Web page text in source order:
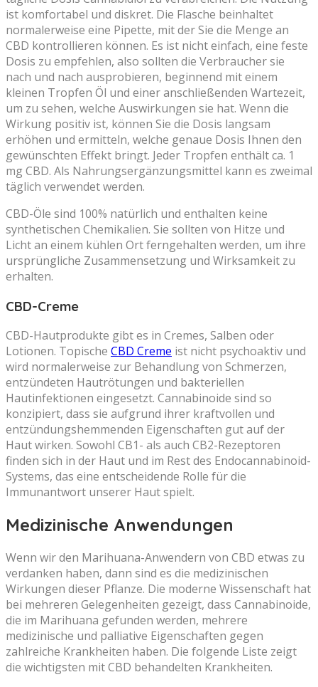
ist komfortabel und diskret. Die Flasche beinhaltet
normalerweise eine Pipette, mit der Sie die Menge an
CBD kontrollieren können. Es ist nicht einfach, eine feste
Dosis zu empfehlen, also sollten die Verbraucher sie
nach und nach ausprobieren, beginnend mit einem
kleinen Tropfen Öl und einer anschließenden Wartezeit,
um zu sehen, welche Auswirkungen sie hat. Wenn die
Wirkung positiv ist, können Sie die Dosis langsam
erhöhen und ermitteln, welche genaue Dosis Ihnen den
gewünschten Effekt bringt. Jeder Tropfen enthält ca. 1
mg CBD. Als Nahrungsergänzungsmittel kann es zweimal
täglich verwendet werden.
CBD-Öle sind 100% natürlich und enthalten keine
synthetischen Chemikalien. Sie sollten von Hitze und
Licht an einem kühlen Ort ferngehalten werden, um ihre
ursprüngliche Zusammensetzung und Wirksamkeit zu
erhalten.
CBD-Creme
CBD-Hautprodukte gibt es in Cremes, Salben oder
Lotionen. Topische CBD Creme ist nicht psychoaktiv und
wird normalerweise zur Behandlung von Schmerzen,
entzündeten Hautrötungen und bakteriellen
Hautinfektionen eingesetzt. Cannabinoide sind so
konzipiert, dass sie aufgrund ihrer kraftvollen und
entzündungshemmenden Eigenschaften gut auf der
Haut wirken. Sowohl CB1- als auch CB2-Rezeptoren
finden sich in der Haut und im Rest des Endocannabinoid-
Systems, das eine entscheidende Rolle für die
Immunantwort unserer Haut spielt.
Medizinische Anwendungen
Wenn wir den Marihuana-Anwendern von CBD etwas zu
verdanken haben, dann sind es die medizinischen
Wirkungen dieser Pflanze. Die moderne Wissenschaft hat
bei mehreren Gelegenheiten gezeigt, dass Cannabinoide,
die im Marihuana gefunden werden, mehrere
medizinische und palliative Eigenschaften gegen
zahlreiche Krankheiten haben. Die folgende Liste zeigt
die wichtigsten mit CBD behandelten Krankheiten.